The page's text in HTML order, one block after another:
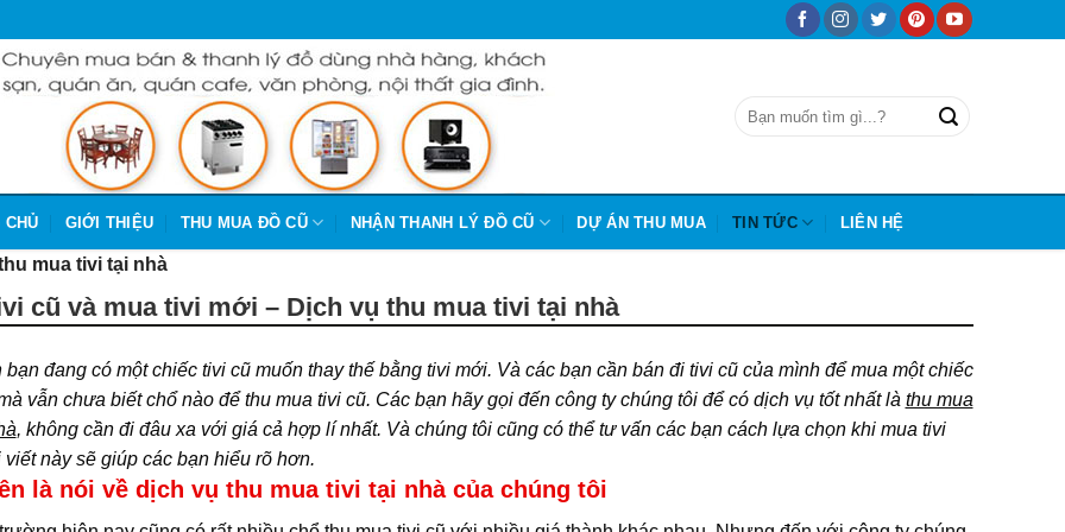
CHỦ GIỚI THIỆU THU MUA ĐỒ CŨ NHẬN THANH LÝ ĐỒ CŨ DỰ ÁN THU MUA TIN TỨC LIÊN HỆ
mua tivi tại nhà
cũ và mua tivi mới – Dịch vụ thu mua tivi tại nhà
bạn đang có một chiếc tivi cũ muốn thay thế bằng tivi mới. Và các bạn cần bán đi tivi cũ của mình để mua một chiếc
vẫn chưa biết chổ nào để thu mua tivi cũ. Các bạn hãy gọi đến công ty chúng tôi để có dịch vụ tốt nhất là thu mua
, không cần đi đâu xa với giá cả hợp lí nhất. Và chúng tôi cũng có thể tư vấn các bạn cách lựa chọn khi mua tivi
viết này sẽ giúp các bạn hiểu rõ hơn.
là nói về dịch vụ thu mua tivi tại nhà của chúng tôi